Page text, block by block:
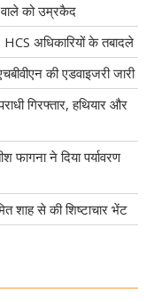
वाले को उम्रकैद
अधिकारियों के तबादले
की एडवाइजरी जारी
गिरफ्तार, हथियार और
फागना ने दिया पर्यावरण
शाह से की शिष्टाचार भेंट